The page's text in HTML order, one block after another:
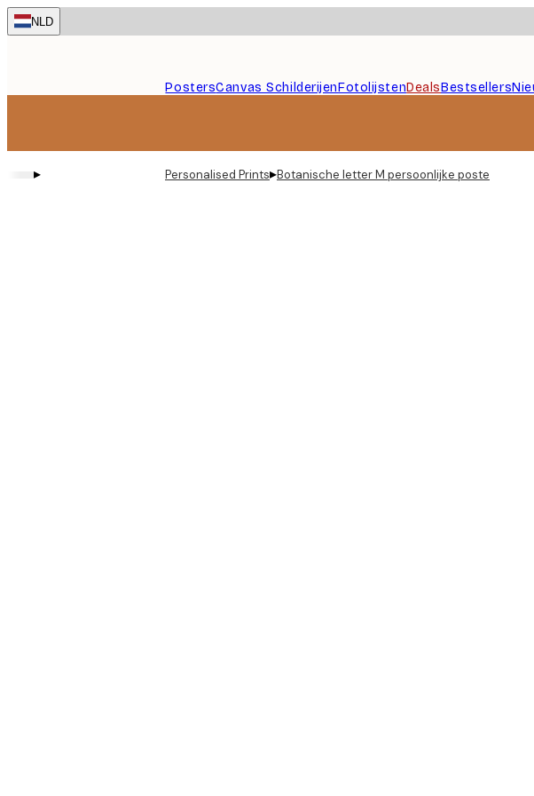
Skip
to
NLD
PostersCanvas SchilderijenFotolijstenDealsBestsellers
▸ Personalised Prints▸Botanische letter M persoonlijke poster